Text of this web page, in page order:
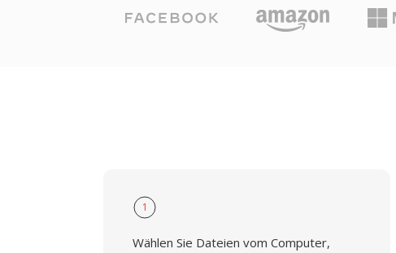
1
Wählen Sie Dateien vom Computer,